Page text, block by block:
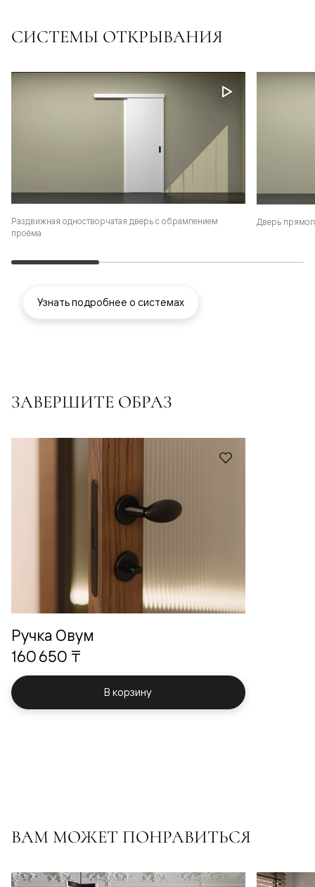
СИСТЕМЫ ОТКРЫВАНИЯ
Раздвижная одностворчатая дверь с обрамлением
проёма
Дверь
Узнать подробнее о системах
ЗАВЕРШИТЕ ОБРАЗ
Ручка Овум
160 650 ₸
В корзину
ВАМ МОЖЕТ ПОНРАВИТЬСЯ